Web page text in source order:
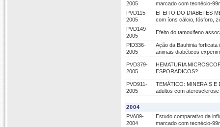
2005
marcado com tecnécio-
PVD115-
2005
EFEITO DO DIABETES
com íons cálcio, fósforo,
PVD149-
2005
Efeito do tamoxifeno
PID336-
2005
Ação da Bauhinia
animais diabéticos
PVD379-
2005
HEMATURIA
ESPORADICOS?
PVD911-
2005
TEMÁTICO: MINERAIS E
adultos com
2004
PVA89-
2004
Estudo comparativo da
marcado com tecnécio-